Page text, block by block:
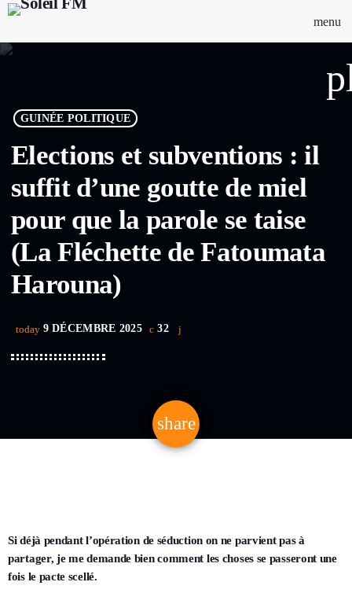
menu
GUINÉE POLITIQUE
Elections et subventions : il
suffit d’une goutte de miel
pour que la parole se taise
(La Fléchette de Fatoumata
Harouna)
today 9 DÉCEMBRE 2025 32
share
email
Si déjà pendant l’opération de séduction on ne parvient pas à
partager, je me demande bien comment les choses se passeront une
fois le pacte scellé.